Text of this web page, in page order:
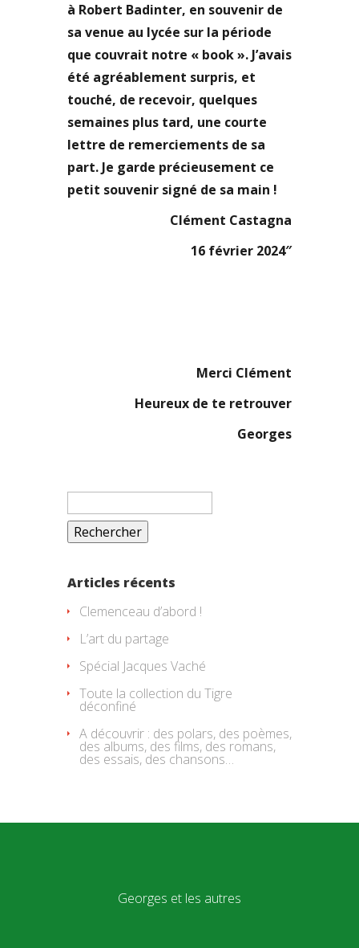
à Robert Badinter, en souvenir de
sa venue au lycée sur la période
que couvrait notre « book ». J’avais
été agréablement surpris, et
touché, de recevoir, quelques
semaines plus tard, une courte
lettre de remerciements de sa
part. Je garde précieusement ce
petit souvenir signé de sa main !
Clément Castagna
16 février 2024″
Merci Clément
Heureux de te retrouver
Georges
Rechercher :
Articles récents
Clemenceau d’abord !
L’art du partage
Spécial Jacques Vaché
Toute la collection du Tigre
déconfiné
A découvrir : des polars, des poèmes,
des albums, des films, des romans,
des essais, des chansons…
Georges et les autres